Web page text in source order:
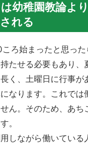
幼稚園教論よ
れる
ろ始まったと思っ
たせる必要もあり、
く、土曜日に行事が
なります。これでは
ん。そのため、あち
。
しながら働いている